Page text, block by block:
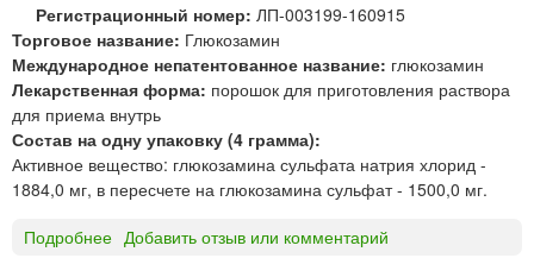
а
в
н
у
т
р
ь
т
к
и
Ю
н
и
ф
а
т
а
б
л
е
т
к
и
О
Регистрационный номер: ЛП-003199-160915
Торговое название: Глюкозамин
Международное непатентованное название: глюкозамин
Лекарственная форма: порошок для приготовления раствора
для приема внутрь
Состав на одну упаковку (4 грамма):
Активное вещество: глюкозамина сульфата натрия хлорид -
1884,0 мг, в пересчете на глюкозамина сульфат - 1500,0 мг.
Подробнее Добавить отзыв или комментарий